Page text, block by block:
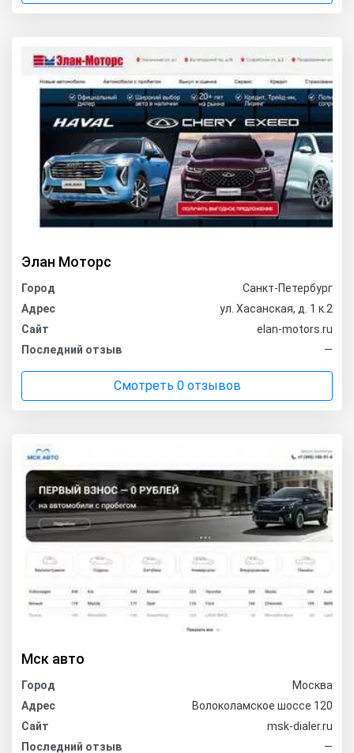
Элан Моторс
Город
Санкт-Петербург
Адрес
ул. Хасанская, д. 1 к.2
Сайт
elan-motors.ru
Последний отзыв
—
Смотреть 0 отзывов
Мск авто
Город
Москва
Адрес
Волоколамское шоссе 120
Сайт
msk-dialer.ru
Последний отзыв
—